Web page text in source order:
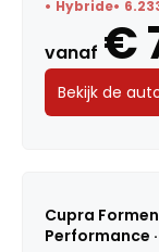
Hybride
vanaf €
Bekijk de
Cupra
Performance